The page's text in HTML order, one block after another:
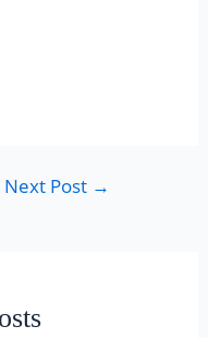
Next Post →